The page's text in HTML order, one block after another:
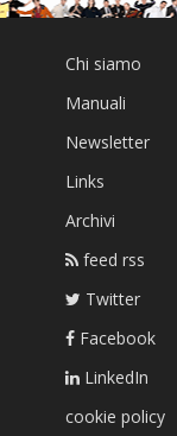
Chi siamo
Manuali
Newsletter
Links
Archivi
feed rss
Twitter
Facebook
LinkedIn
cookie policy